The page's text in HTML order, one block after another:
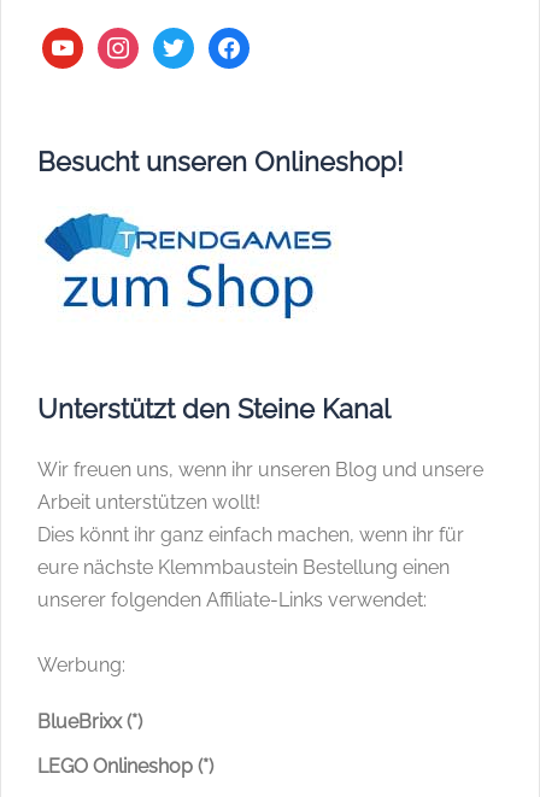
youtubeinstagram
twitter facebook
Besucht unseren Onlineshop!
Unterstützt den Steine Kanal
Wir freuen uns, wenn ihr unseren Blog und unsere
Arbeit unterstützen wollt!
Dies könnt ihr ganz einfach machen, wenn ihr für
eure nächste Klemmbaustein Bestellung einen
unserer folgenden Affiliate-Links verwendet:
Werbung:
BlueBrixx (*)
LEGO Onlineshop (*)